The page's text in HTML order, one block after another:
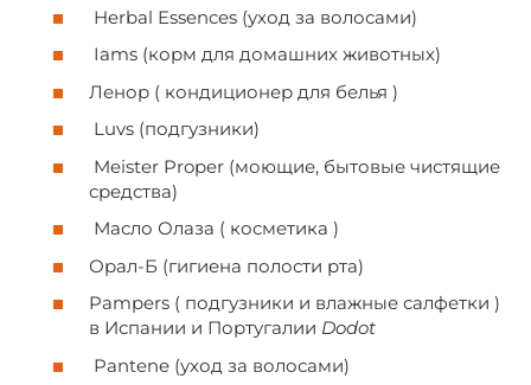
Herbal Essences (уход за волосами)
Iams (корм для домашних животных)
Ленор ( кондиционер для белья )
Luvs (подгузники)
Meister Proper (моющие, бытовые чистящие
средства)
Масло Олаза ( косметика )
Орал-Б (гигиена полости рта)
Pampers ( подгузники и влажные салфетки )
в Испании и Португалии Dodot
Pantene (уход за волосами)